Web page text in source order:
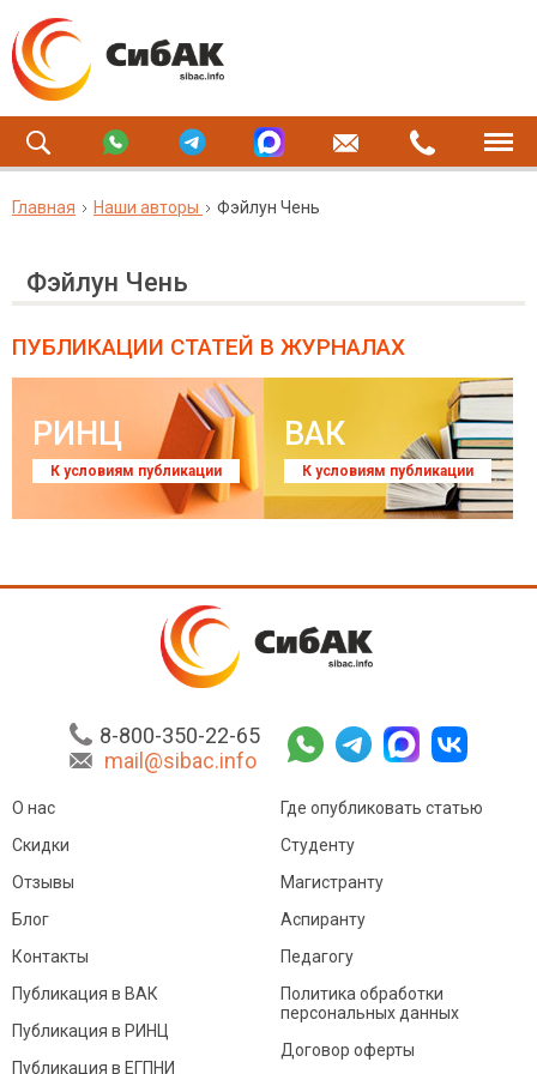
Главная Наши авторы Фэйлун Чень
Фэйлун Чень
ПУБЛИКАЦИИ СТАТЕЙ В ЖУРНАЛАХ
РИНЦ
К условиям публикации
ВАК
К условиям публикации
8-800-350-22-65
mail@sibac.info
О нас
Скидки
Отзывы
Блог
Контакты
Где опубликовать статью
Студенту
Магистранту
Аспиранту
Педагогу
Публикация в ВАК
Публикация в РИНЦ
Публикация в ЕГПНИ
Политика обработки
персональных данных
Договор оферты